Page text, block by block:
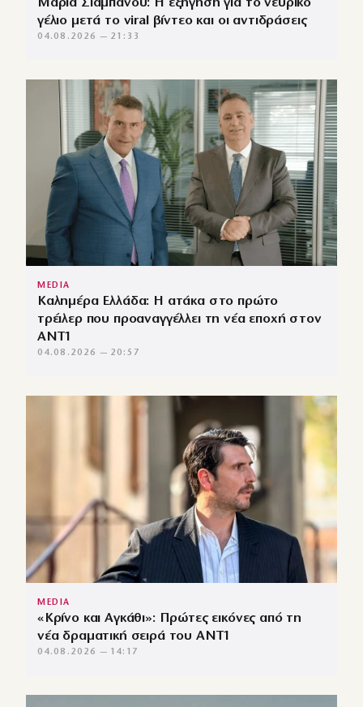
γέλιο μετά το viral βίντεο και οι αντιδράσεις
04.08.2026 — 21:33
MEDIA
Καλημέρα Ελλάδα: Η ατάκα στο πρώτο
τρέιλερ που προαναγγέλλει τη νέα εποχή στον
ΑΝΤ1
04.08.2026 — 20:57
MEDIA
«Κρίνο και Αγκάθι»: Πρώτες εικόνες από τη
νέα δραματική σειρά του ANT1
04.08.2026 — 14:17